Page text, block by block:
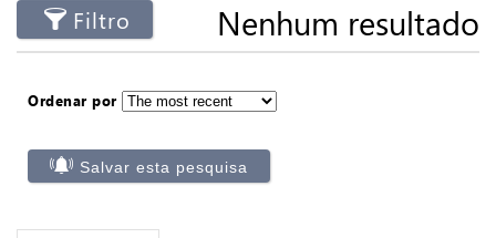
Filtro Nenhum resultado
Ordenar por
Salvar esta pesquisa